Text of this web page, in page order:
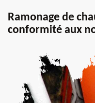
Ramonage de
conformité aux